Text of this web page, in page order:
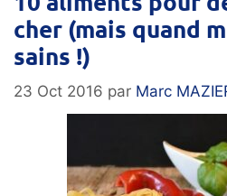
cher (mais quand
sains !)
23 Oct 2016 par Marc